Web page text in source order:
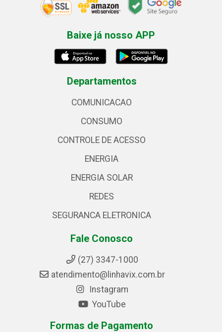
Baixe já nosso APP
Departamentos
COMUNICACAO
CONSUMO
CONTROLE DE ACESSO
ENERGIA
ENERGIA SOLAR
REDES
SEGURANCA ELETRONICA
Fale Conosco
(27) 3347-1000
atendimento@linhavix.com.br
Instagram
YouTube
Formas de Pagamento